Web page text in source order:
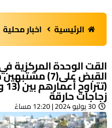
الرئيسية اخبار محلية
القت الوحدة المركزية
القبض على(7)
زجاجات حارقة
30 يوليو 2024 | 12:20 مساءً